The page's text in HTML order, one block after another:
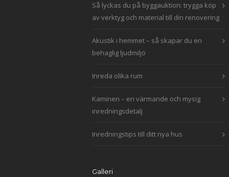
Så lyckas du på byggauktion: trygga köp
av verktyg och material till din renovering
Akustik i hemmet – så skapar du en
behaglig ljudmiljö
Inreda olika rum
Kaminen – en värmande och mysig
inredningsdetalj
Inredningstips till ditt nya hus
Galleri